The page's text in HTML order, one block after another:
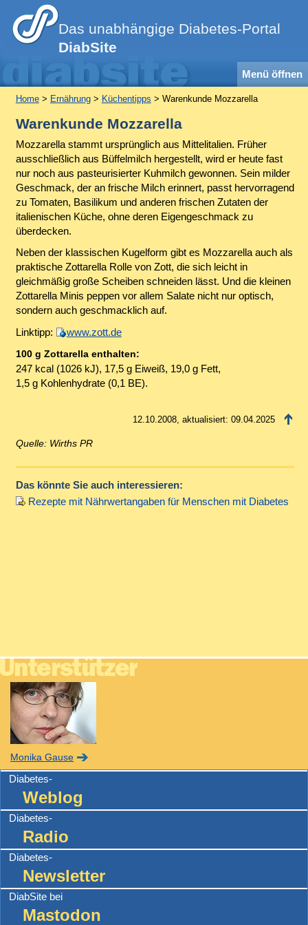
Das unabhängige Diabetes-Portal
DiabSite
Menü öffnen
Home> Ernährung> Küchentipps > Warenkunde Mozzarella
Warenkunde Mozzarella
Mozzarella stammt ursprünglich aus Mittelitalien. Früher
ausschließlich aus Büffelmilch hergestellt, wird er heute fast
nur noch aus pasteurisierter Kuhmilch gewonnen. Sein milder
Geschmack, der an frische Milch erinnert, passt hervorragend
zu Tomaten, Basilikum und anderen frischen Zutaten der
italienischen Küche, ohne deren Eigengeschmack zu
überdecken.
Neben der klassischen Kugelform gibt es Mozzarella auch als
praktische Zottarella Rolle von Zott, die sich leicht in
gleichmäßig große Scheiben schneiden lässt. Und die kleinen
Zottarella Minis peppen vor allem Salate nicht nur optisch,
sondern auch geschmacklich auf.
Linktipp:
www.zott.de
100 g Zottarella enthalten:
247 kcal (1026 kJ), 17,5 g Eiweiß, 19,0 g Fett,
1,5 g Kohlenhydrate (0,1 BE).
12.10.2008, aktualisiert: 09.04.2025
Quelle: Wirths PR
Das könnte Sie auch interessieren:
Rezepte mit Nährwertangaben für Menschen mit Diabetes
Monika Gause
Diabetes-
Weblog
Diabetes-
Radio
Diabetes-
Newsletter
DiabSite bei
Mastodon